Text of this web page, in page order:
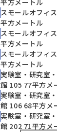
平方メートル
スモールオフィ
平方メートル
スモールオフィ
平方メートル
スモールオフィ
平方メートル
実験室・研究室
館 105 77平方メ
実験室・研究室
館 106 68平方メ
実験室・研究室
館 202 71平方メ